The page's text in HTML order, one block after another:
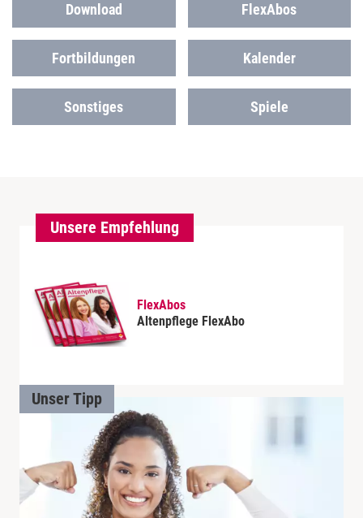
Download FlexAbos
Fortbildungen Kalender
Sonstiges Spiele
Unsere Empfehlung
FlexAbos
Altenpflege FlexAbo
Unser Tipp